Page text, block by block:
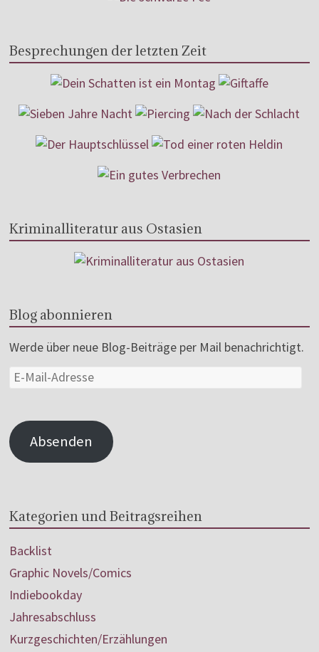
Besprechungen der letzten Zeit
Kriminalliteratur aus Ostasien
Blog abonnieren
Werde über neue Blog-Beiträge per Mail benachrichtigt.
Absenden
Kategorien und Beitragsreihen
Backlist
Graphic Novels/Comics
Indiebookday
Jahresabschluss
Kurzgeschichten/Erzählungen